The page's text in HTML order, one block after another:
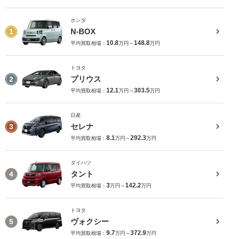
1
ホンダ
N-BOX
平均買取相場： 10.8万円～148.8万円
2
トヨタ
プリウス
平均買取相場： 12.1万円～303.5万円
3
日産
セレナ
平均買取相場： 8.1万円～292.3万円
4
ダイハツ
タント
平均買取相場： 3万円～142.2万円
5
トヨタ
ヴォクシー
平均買取相場： 9.7万円～372.9万円